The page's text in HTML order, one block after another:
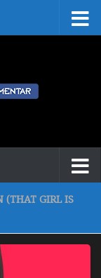
(THAT GIRL IS